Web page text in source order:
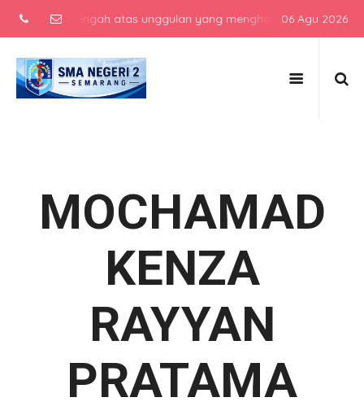
menengah atas unggulan yang menghasilkan lulusan
06 Agu 2026
MOCHAMAD
KENZA
RAYYAN
PRATAMA